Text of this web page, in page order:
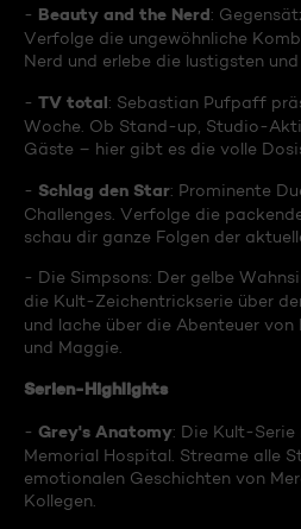
- Beauty and the Nerd:
Verfolge die ungewöhnliche
Nerd und erlebe die lustigsten
- TV total: Sebastian Pufpaff
Woche. Ob Stand-up, Studio-
Gäste – hier gibt es die volle
- Schlag den Star: Prominente
Challenges. Verfolge die
schau dir ganze Folgen der
- Die Simpsons: Der gelbe
die Kult-Zeichentrickserie über
und lache über die Abenteuer von
und Maggie.
Serien-Highlights
- Grey's Anatomy: Die Kult-Serie
Memorial Hospital. Streame alle
emotionalen Geschichten von
Kollegen.